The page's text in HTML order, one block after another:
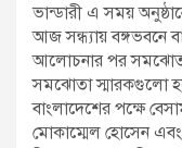
ভান্ডারী এ সময়
আজ সন্ধ্যায় বঙ্গভবনে
আলোচনার পর সমঝোতা
সমঝোতা স্মারকগুলো
বাংলাদেশের পক্ষে
মোকাম্মেল হোসেন এবং